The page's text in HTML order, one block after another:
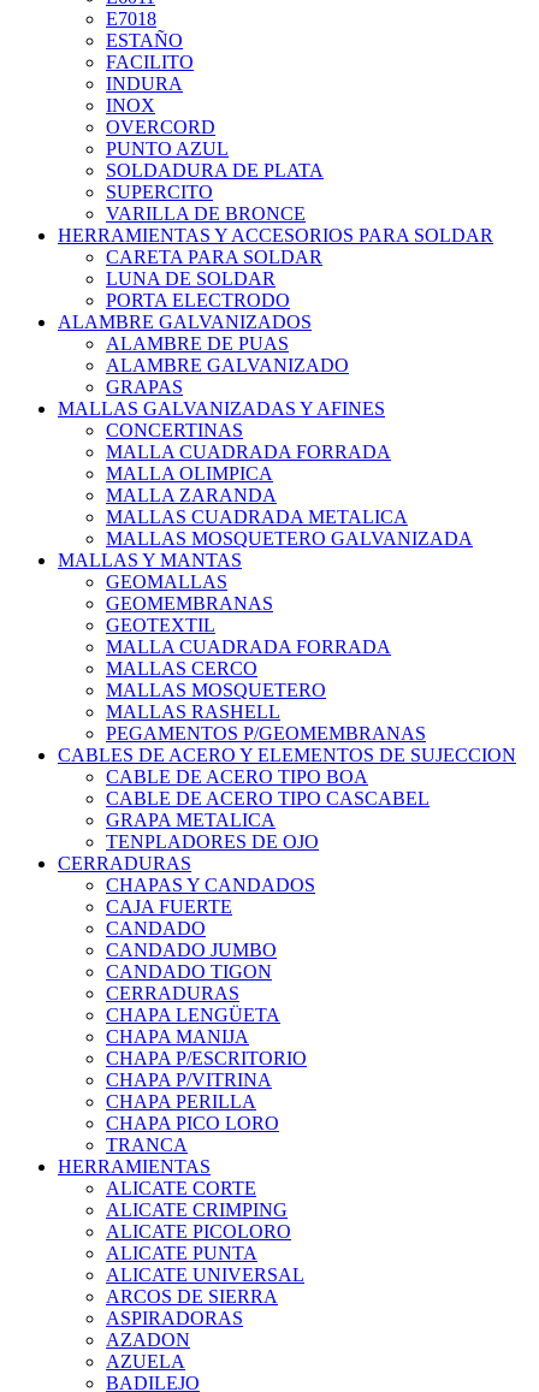
E7018
ESTAÑO
FACILITO
INDURA
INOX
OVERCORD
PUNTO AZUL
SOLDADURA DE PLATA
SUPERCITO
VARILLA DE BRONCE
HERRAMIENTAS Y ACCESORIOS PARA SOLDAR
CARETA PARA SOLDAR
LUNA DE SOLDAR
PORTA ELECTRODO
ALAMBRE GALVANIZADOS
ALAMBRE DE PUAS
ALAMBRE GALVANIZADO
GRAPAS
MALLAS GALVANIZADAS Y AFINES
CONCERTINAS
MALLA CUADRADA FORRADA
MALLA OLIMPICA
MALLA ZARANDA
MALLAS CUADRADA METALICA
MALLAS MOSQUETERO GALVANIZADA
MALLAS Y MANTAS
GEOMALLAS
GEOMEMBRANAS
GEOTEXTIL
MALLA CUADRADA FORRADA
MALLAS CERCO
MALLAS MOSQUETERO
MALLAS RASHELL
PEGAMENTOS P/GEOMEMBRANAS
CABLES DE ACERO Y ELEMENTOS DE SUJECCION
CABLE DE ACERO TIPO BOA
CABLE DE ACERO TIPO CASCABEL
GRAPA METALICA
TENPLADORES DE OJO
CERRADURAS
CHAPAS Y CANDADOS
CAJA FUERTE
CANDADO
CANDADO JUMBO
CANDADO TIGON
CERRADURAS
CHAPA LENGÜETA
CHAPA MANIJA
CHAPA P/ESCRITORIO
CHAPA P/VITRINA
CHAPA PERILLA
CHAPA PICO LORO
TRANCA
HERRAMIENTAS
ALICATE CORTE
ALICATE CRIMPING
ALICATE PICOLORO
ALICATE PUNTA
ALICATE UNIVERSAL
ARCOS DE SIERRA
ASPIRADORAS
AZADON
AZUELA
BADILEJO